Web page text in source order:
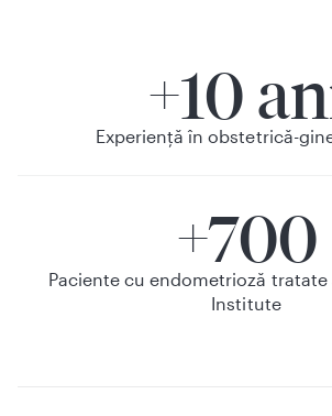
+10
Experiență în obstetrică-
+700
Paciente cu endometrioză tratate
Institute